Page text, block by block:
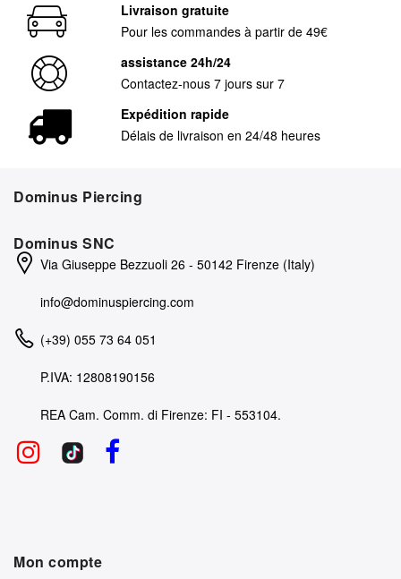
Livraison gratuite
Pour les commandes à partir de 49€
assistance 24h/24
Contactez-nous 7 jours sur 7
Expédition rapide
Délais de livraison en 24/48 heures
Dominus Piercing
Dominus SNC
Via Giuseppe Bezzuoli 26 - 50142 Firenze (Italy)
info@dominuspiercing.com
(+39) 055 73 64 051
P.IVA: 12808190156
REA Cam. Comm. di Firenze: FI - 553104.
Mon compte